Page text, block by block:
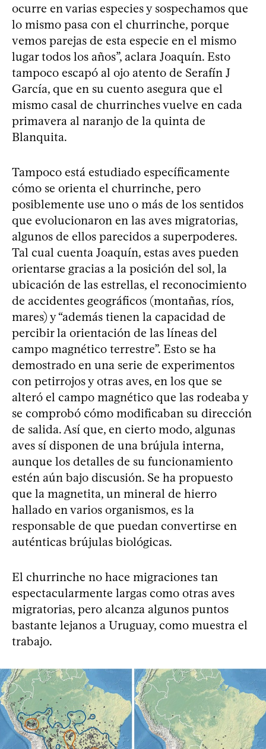
ocurre en varias especies y sospechamos que
lo mismo pasa con el churrinche, porque
vemos parejas de esta especie en el mismo
lugar todos los años”, aclara Joaquín. Esto
tampoco escapó al ojo atento de Serafín J
García, que en su cuento asegura que el
mismo casal de churrinches vuelve en cada
primavera al naranjo de la quinta de
Blanquita.
Tampoco está estudiado específicamente
cómo se orienta el churrinche, pero
posiblemente use uno o más de los sentidos
que evolucionaron en las aves migratorias,
algunos de ellos parecidos a superpoderes.
Tal cual cuenta Joaquín, estas aves pueden
orientarse gracias a la posición del sol, la
ubicación de las estrellas, el reconocimiento
de accidentes geográficos (montañas, ríos,
mares) y “además tienen la capacidad de
percibir la orientación de las líneas del
campo magnético terrestre”. Esto se ha
demostrado en una serie de experimentos
con petirrojos y otras aves, en los que se
alteró el campo magnético que las rodeaba y
se comprobó cómo modificaban su dirección
de salida. Así que, en cierto modo, algunas
aves sí disponen de una brújula interna,
aunque los detalles de su funcionamiento
estén aún bajo discusión. Se ha propuesto
que la magnetita, un mineral de hierro
hallado en varios organismos, es la
responsable de que puedan convertirse en
auténticas brújulas biológicas.
El churrinche no hace migraciones tan
espectacularmente largas como otras aves
migratorias, pero alcanza algunos puntos
bastante lejanos a Uruguay, como muestra el
trabajo.